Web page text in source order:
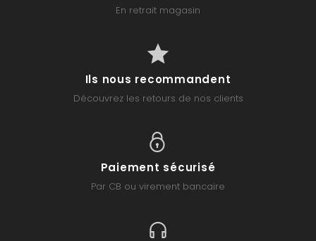
En retrait magasin
Ils nous recommandent
Découvrez les retours de nos clients
Paiement sécurisé
Par CB ou virement bancaire